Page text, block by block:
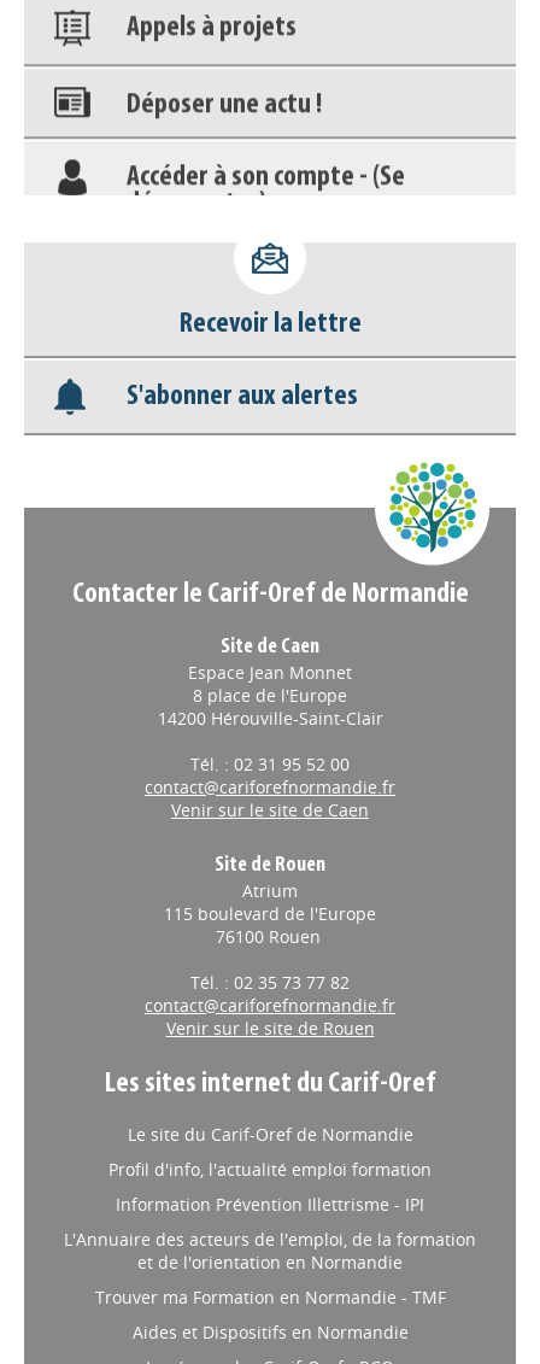
Déposer une actu !
Accéder à son compte - (Se
déconnecter)
Nos veilles Scoop.it
Appels à projets
Recevoir la lettre
S'abonner aux alertes
Contacter le Carif-Oref de Normandie
Site de Caen
Espace Jean Monnet
8 place de l'Europe
14200 Hérouville-Saint-Clair
Tél. : 02 31 95 52 00
contact@cariforefnormandie.fr
Venir sur le site de Caen
Site de Rouen
Atrium
115 boulevard de l'Europe
76100 Rouen
Tél. : 02 35 73 77 82
contact@cariforefnormandie.fr
Venir sur le site de Rouen
Les sites internet du Carif-Oref
Le site du Carif-Oref de Normandie
Profil d'info, l'actualité emploi formation
Information Prévention Illettrisme - IPI
L'Annuaire des acteurs de l'emploi, de la formation
et de l'orientation en Normandie
Trouver ma Formation en Normandie - TMF
Aides et Dispositifs en Normandie